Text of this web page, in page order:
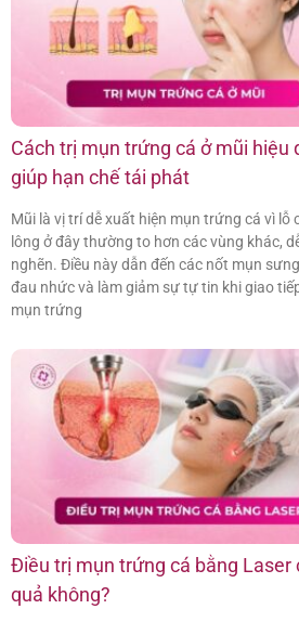
Cách trị mụn trứng cá ở mũi hiệu
giúp hạn chế tái phát
Mũi là vị trí dễ xuất hiện mụn trứng cá vì lỗ
lông ở đây thường to hơn các vùng khác,
nghẽn. Điều này dẫn đến các nốt mụn
đau nhức và làm giảm sự tự tin khi giao
mụn trứng
Điều trị mụn trứng cá bằng Laser
quả không?